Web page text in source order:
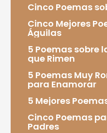
Cinco Poemas
Cinco Mejores
Águilas
5 Poemas sobre
que Rimen
5 Poemas Muy
para Enamorar
5 Mejores
Cinco Poemas
Padres